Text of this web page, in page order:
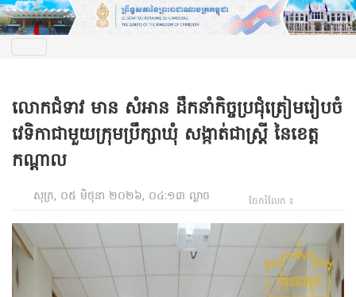
លោកជំទាវ មាន សំអាន ដឹកនាំកិច្ចប្រជុំត្រៀមរៀបចំ
វេទិកាជាមួយក្រុមប្រឹក្សាឃុំ សង្កាត់ជាស្ត្រី នៃខេត្ត
កណ្តាល
សុក្រ, ០៥ មិថុនា ២០២៦, ០៤:១៣ ល្ងាច ចែករំលែក ៖